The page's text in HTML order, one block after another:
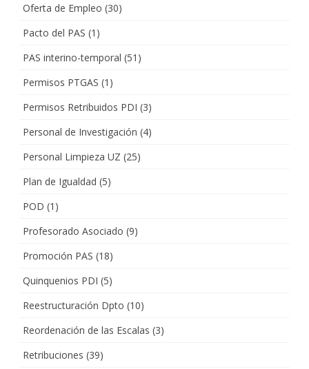
Oferta de Empleo (30)
Pacto del PAS (1)
PAS interino-temporal (51)
Permisos PTGAS (1)
Permisos Retribuidos PDI (3)
Personal de Investigación (4)
Personal Limpieza UZ (25)
Plan de Igualdad (5)
POD (1)
Profesorado Asociado (9)
Promoción PAS (18)
Quinquenios PDI (5)
Reestructuración Dpto (10)
Reordenación de las Escalas (3)
Retribuciones (39)